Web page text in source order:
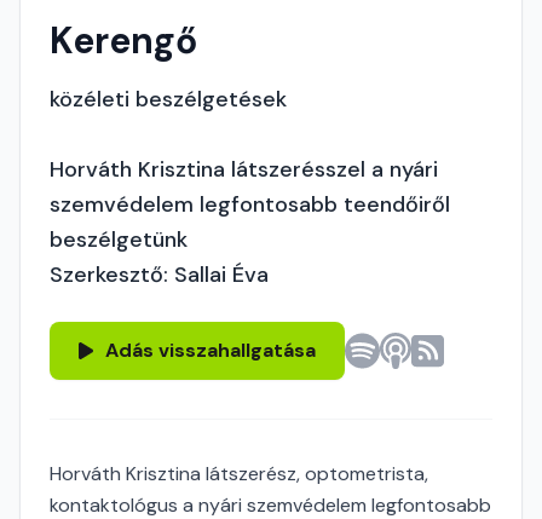
Kerengő
közéleti beszélgetések
Horváth Krisztina látszerésszel a nyári
szemvédelem legfontosabb teendőiről
beszélgetünk
Szerkesztő: Sallai Éva
Adás visszahallgatása
Horváth Krisztina látszerész, optometrista,
kontaktológus a nyári szemvédelem legfontosabb